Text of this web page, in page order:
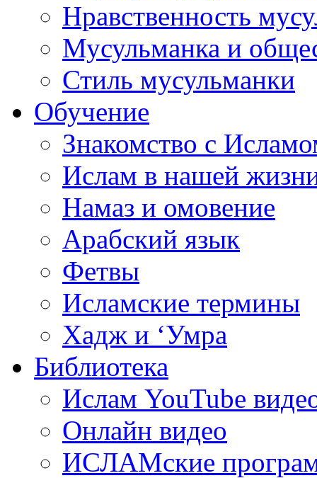
Нравственность
Мусульманка и
Стиль мусульманки
Обучение
Знакомство с
Ислам в нашей
Намаз и омовение
Арабский язык
Фетвы
Исламские термины
Хадж и ‘Умра
Библиотека
Ислам YouTube
Онлайн видео
ИСЛАМские